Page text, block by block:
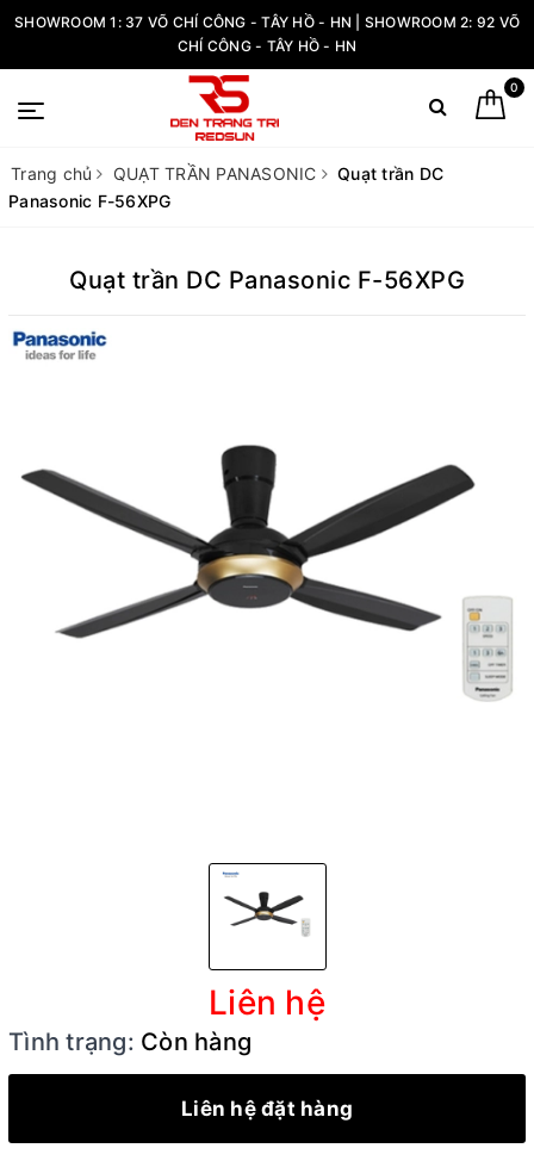
SHOWROOM 1: 37 VÕ CHÍ CÔNG - TÂY HỒ - HN | SHOWROOM 2: 92 VÕ
CHÍ CÔNG - TÂY HỒ - HN
0
Trang chủ QUẠT TRẦN PANASONIC
Quạt trần DC
Panasonic F-56XPG
Quạt trần DC Panasonic F-56XPG
Liên hệ
Tình trạng: Còn hàng
Liên hệ đặt hàng